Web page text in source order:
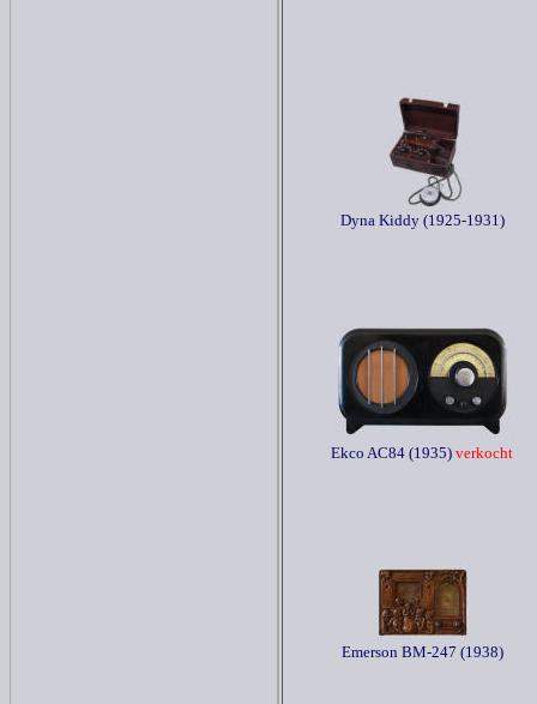
Dyna Kiddy (1925-1931)
Ekco AC84 (1935) verkocht
Emerson BM-247 (1938)